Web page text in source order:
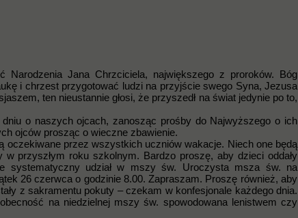
Narodzenia Jana Chrzciciela, największego z proroków. Bóg
i chrzest przygotować ludzi na przyjście swego Syna, Jezusa
ten nieustannie głosi, że przyszedł na świat jedynie po to,
o naszych ojcach, zanosząc prośby do Najwyższego o ich
ojców prosząc o wieczne zbawienie.
oczekiwane przez wszystkich uczniów wakacje. Niech one będą
przyszłym roku szkolnym. Bardzo proszę, aby dzieci oddały
systematyczny udział w mszy św. Uroczysta msza św. na
26 czerwca o godzinie 8.00. Zapraszam. Proszę również, aby
z sakramentu pokuty – czekam w konfesjonale każdego dnia.
na niedzielnej mszy św. spowodowana lenistwem czy